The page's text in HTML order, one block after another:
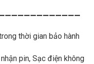
thời gian bảo hành
pin, Sạc điện không